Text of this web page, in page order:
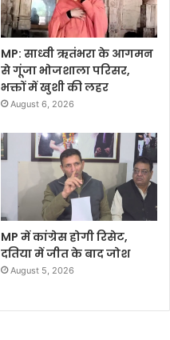
MP: साध्वी ऋतंभरा के आगमन
से गूंजा भोजशाला परिसर,
भक्तों में खुशी की लहर
August 6, 2026
MP में कांग्रेस होगी रिसेट,
दतिया में जीत के बाद जोश
August 5, 2026